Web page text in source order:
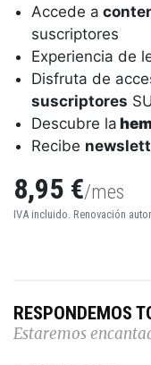
Accede a
suscriptores
Experiencia de
Disfruta de
suscriptores
Descubre la
Recibe
8,95 €/mes
IVA incluido. Renovación
RESPONDEMOS
Estaremos